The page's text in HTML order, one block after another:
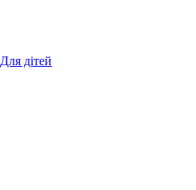
Для дітей